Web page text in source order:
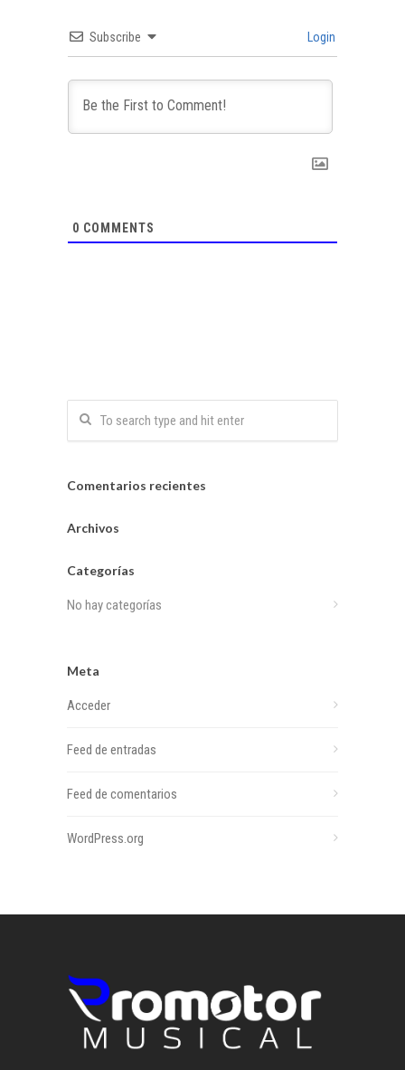
Subscribe Login
0 COMMENTS
Comentarios recientes
Archivos
Categorías
No hay categorías
Meta
Acceder
Feed de entradas
Feed de comentarios
WordPress.org